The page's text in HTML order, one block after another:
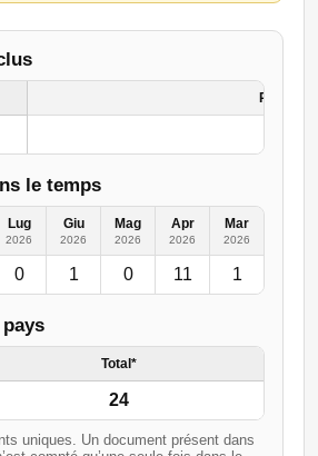
Resto
le temps
Lug
2026
Giu
2026
Mag
2026
Apr
2026
Mar
2026
0 1 0 11 1
Total*
24
uniques. Un document présent dans